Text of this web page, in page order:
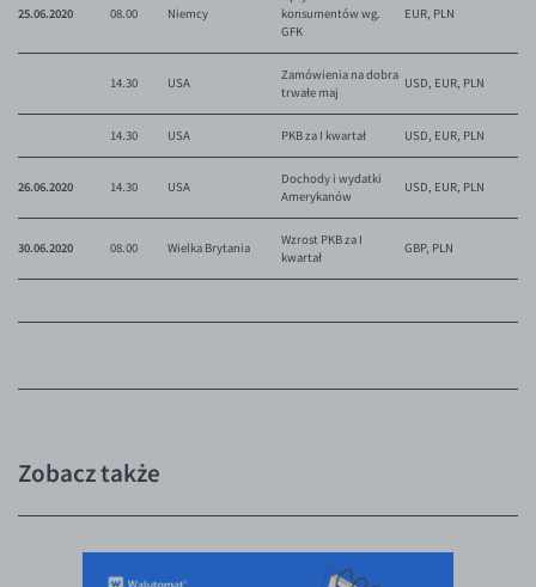
25.06.2020 08.00 Niemcy
konsumentów wg.
GFK
EUR, PLN
14.30 USA
Zamówienia na dobra
trwałe maj
USD, EUR, PLN
14.30 USA PKB za I kwartał USD, EUR, PLN
26.06.2020 14.30 USA
Dochody i wydatki
Amerykanów
USD, EUR, PLN
30.06.2020 08.00 Wielka Brytania
Wzrost PKB za I
kwartał
GBP, PLN
Zobacz także